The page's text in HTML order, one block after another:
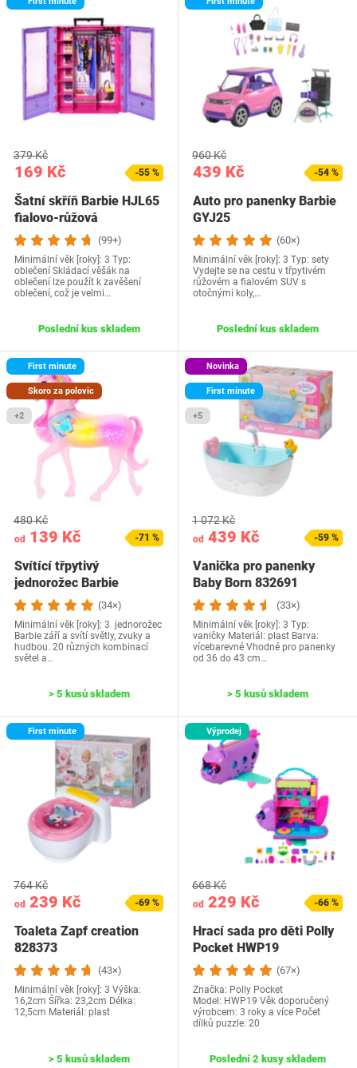
169 Kč
379 Kč
-55 %
Šatní skříň Barbie HJL65
fialovo-růžová
(99+)
Minimální věk [roky]: 3 Typ:
oblečení Skládací věšák na
oblečení lze použít k zavěšení
oblečení, což je velmi…
Poslední kus skladem
439 Kč
960 Kč
-54 %
Auto pro panenky Barbie
GYJ25
(60×)
Minimální věk [roky]: 3 Typ: sety
Vydejte se na cestu v třpytivém
růžovém a fialovém SUV s
otočnými koly,…
Poslední kus skladem
First minute
Skoro za polovic
+2
od 139 Kč
480 Kč
-71 %
Svítící třpytivý
jednorožec Barbie
(34×)
Minimální věk [roky]: 3 jednorožec
Barbie září a svítí světly, zvuky a
hudbou. 20 různých kombinací
světel a…
> 5 kusů skladem
Novinka
First minute
+5
od 439 Kč
1 072 Kč
-59 %
Vanička pro panenky
Baby Born 832691
(33×)
Minimální věk [roky]: 3 Typ:
vaničky Materiál: plast Barva:
vícebarevné Vhodné pro panenky
od 36 do 43 cm…
> 5 kusů skladem
First minute
od 239 Kč
764 Kč
-69 %
Toaleta Zapf creation
828373
(43×)
Minimální věk [roky]: 3 Výška:
16,2cm Šířka: 23,2cm Délka:
12,5cm Materiál: plast
> 5 kusů skladem
Výprodej
od 229 Kč
668 Kč
-66 %
Hrací sada pro děti Polly
Pocket HWP19
(67×)
Značka: Polly Pocket
Model: HWP19 Věk doporučený
výrobcem‎: 3 roky a více Počet
dílků puzzle‎: 20
Poslední 2 kusy skladem